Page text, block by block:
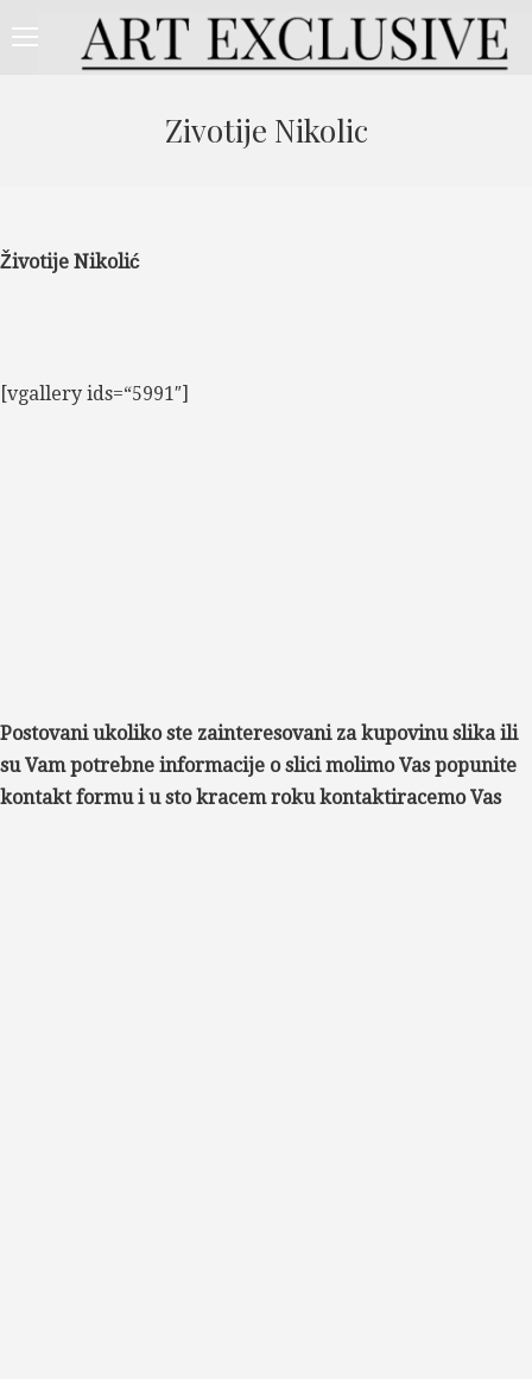
Zivotije Nikolic
Životije Nikolić
[vgallery ids=“5991″]
Postovani ukoliko ste zainteresovani za kupovinu slika ili
su Vam potrebne informacije o slici molimo Vas popunite
kontakt formu i u sto kracem roku kontaktiracemo Vas